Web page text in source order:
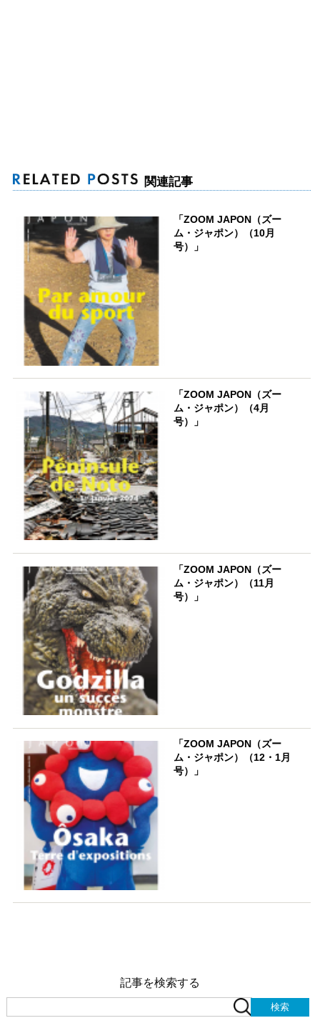
関連記事
「ZOOM JAPON（ズー
ム・ジャポン）（10月
号）」
「ZOOM JAPON（ズー
ム・ジャポン）（4月
号）」
「ZOOM JAPON（ズー
ム・ジャポン）（11月
号）」
「ZOOM JAPON（ズー
ム・ジャポン）（12・1月
号）」
記事を検索する